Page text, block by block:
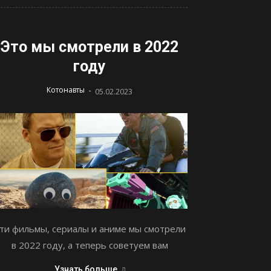
Это мы смотрели в 2022
году
Котонавты - 05.02.2023
фильмы, сериалы и аниме мы смотрели
в 2022 году, а теперь советуем вам